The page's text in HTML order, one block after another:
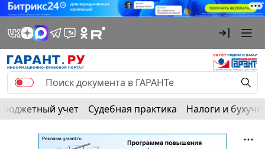
Бюджетный учет Судебная практика Налоги и